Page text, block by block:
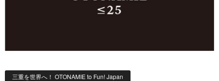
三重を世界へ！ OTONAMIE to Fun! Japan